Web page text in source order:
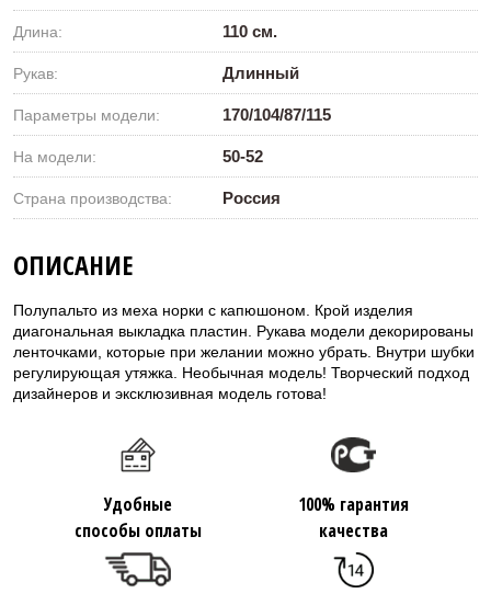
0 ₽
Длина: 110 см.
Рукав: Длинный
Параметры модели: 170/104/87/115
На модели: 50-52
Страна производства: Россия
ОПИСАНИЕ
Полупальто из меха норки с капюшоном. Крой изделия
диагональная выкладка пластин. Рукава модели декорированы
ленточками, которые при желании можно убрать. Внутри шубки
регулирующая утяжка. Необычная модель! Творческий подход
дизайнеров и эксклюзивная модель готова!
Удобные
способы оплаты
100% гарантия
качества